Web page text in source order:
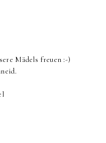
Mädels freuen :-)